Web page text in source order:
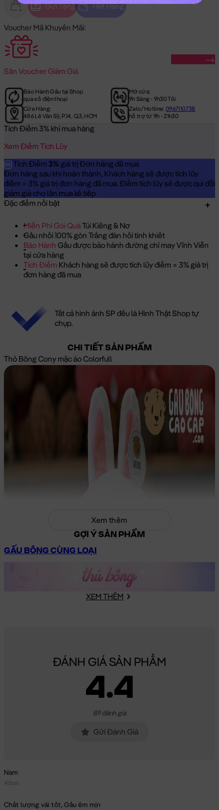
Gửi Tặng Hết Hàng
Voucher Mã Khuyến Mãi:
Săn Voucher Giảm Giá
Bảo Hành Gấu tại Shop
qua số điện thoại
Mở cửa:
9h Sáng - 9h30 Tối
Cửa Hàng:
486 Lê Văn Sỹ, P.14, Q.3, HCM
Zalo/Hotline:0967110738
hỗ trợ từ 9h - 21h30
Tích Điểm 3% khi mua hàng
Xem Điểm Tích Lũy
Tích Điểm 3% giá trị Đơn hàng đã mua
Đơn hàng sau khi hoàn thành, Khách hàng sẽ được tích lũy
điểm = 3% giá trị đơn hàng đã mua. Điểm tích lũy sẽ được qui đổi
giảm giá cho lần mua kế tiếp
Đặc điểm nổi bật
Miễn Phí Gói QuàTúi Kiếng & Nơ
Gấu nhồi 100% gòn Trắng đàn hồi tinh khiết
Bảo Hành Gấu được bảo hành đường chỉ may Vĩnh Viễn
tại cửa hàng
Tích Điểm Khách hàng sẽ được tích lũy điểm = 3% giá trị
đơn hàng đã mua
Tất cả hình ảnh SP đều là Hình Thật Shop tự
chụp.
CHI TIẾT SẢN PHẨM
Thỏ Bông Cony mặc áo Colorfull
Xem thêm
GỢI Ý SẢN PHẨM
GẤU BÔNG CÙNG LOẠI
XEM THÊM
ĐÁNH GIÁ SẢN PHẨM
4.4
89 đánh giá
Gửi Đánh Giá
Nam
40cm
Chất lượng vải tốt, Gấu êm mịn